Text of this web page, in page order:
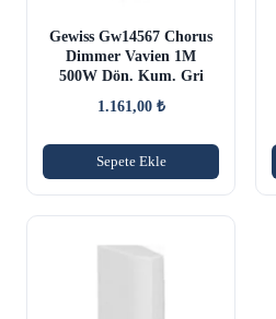
Gewiss Gw14567 Chorus
Dimmer Vavien 1M
500W Dön. Kum. Gri
1.161,00 ₺
Sepete Ekle